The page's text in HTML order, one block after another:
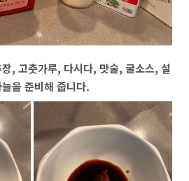
, 고춧가루, 다시다, 맛술, 굴소스, 설
을 준비해 줍니다.